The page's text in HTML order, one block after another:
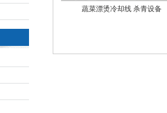
蔬菜漂烫冷却线 杀青设备